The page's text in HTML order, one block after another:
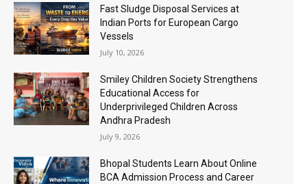
Fast Sludge Disposal Services at
Indian Ports for European Cargo
Vessels
July 10, 2026
Smiley Children Society Strengthens
Educational Access for
Underprivileged Children Across
Andhra Pradesh
July 9, 2026
Bhopal Students Learn About Online
BCA Admission Process and Career